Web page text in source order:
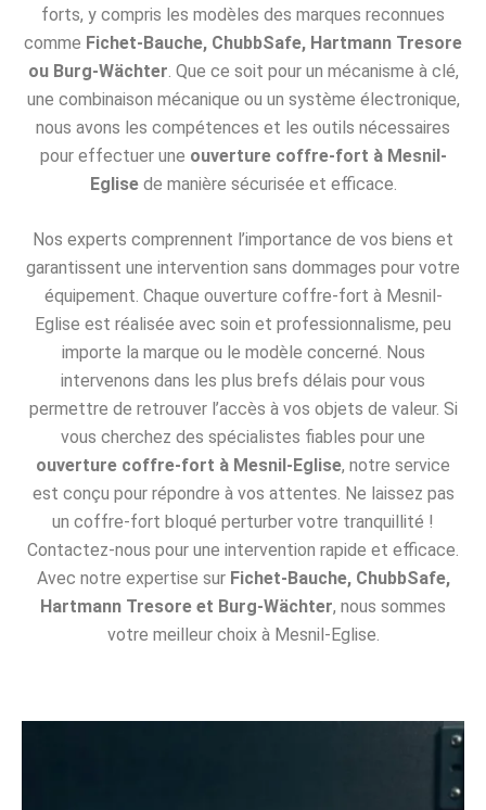
forts, y compris les modèles des marques reconnues
comme Fichet-Bauche, ChubbSafe, Hartmann Tresore
ou Burg-Wächter . Que ce soit pour un mécanisme à clé,
une combinaison mécanique ou un système électronique,
nous avons les compétences et les outils nécessaires
pour effectuer une ouverture coffre-fort à Mesnil-
Eglisede manière sécurisée et efficace.
Nos experts comprennent l’importance de vos biens et
garantissent une intervention sans dommages pour votre
équipement. Chaque ouverture coffre-fort à Mesnil-
Eglise est réalisée avec soin et professionnalisme, peu
importe la marque ou le modèle concerné. Nous
intervenons dans les plus brefs délais pour vous
permettre de retrouver l’accès à vos objets de valeur. Si
vous cherchez des spécialistes fiables pour une
ouverture coffre-fort à Mesnil-Eglise, notre service
est conçu pour répondre à vos attentes. Ne laissez pas
un coffre-fort bloqué perturber votre tranquillité !
Contactez-nous pour une intervention rapide et efficace.
Avec notre expertise sur Fichet-Bauche, ChubbSafe,
Hartmann Tresore et Burg-Wächter, nous sommes
votre meilleur choix à Mesnil-Eglise.